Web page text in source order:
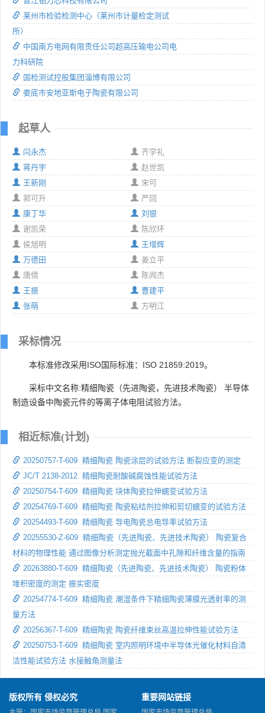
莱州市检验检测中心（莱州市计量检定测试
所）
中国南方电网有限责任公司超高压输电公司电
力科研院
国检测试控股集团淄博有限公司
娄底市安地亚斯电子陶瓷有限公司
起草人
闫永杰
齐学礼
蒋丹宇
赵世凯
王新刚
宋可
郭可升
严回
康丁华
刘银
谢凯荣
陈欣环
侯旭明
王增辉
万德田
姜立平
唐倩
陈闻杰
王振
曹建平
张萌
方明江
采标情况
本标准修改采用ISO国际标准：ISO 21859:2019。
采标中文名称:精细陶瓷（先进陶瓷，先进技术陶瓷） 半导体
制造设备中陶瓷元件的等离子体电阻试验方法。
相近标准(计划)
20250757-T-609 精细陶瓷 陶瓷涂层的试验方法 断裂应变的测定
JC/T 2138-2012 精细陶瓷耐酸碱腐蚀性能试验方法
20250754-T-609 精细陶瓷 块体陶瓷拉伸蠕变试验方法
20254769-T-609 精细陶瓷 陶瓷粘结剂拉伸和剪切蠕变的试验方法
20254493-T-609 精细陶瓷 导电陶瓷总电导率试验方法
20255530-Z-609 精细陶瓷（先进陶瓷、先进技术陶瓷） 陶瓷复合
材料的物理性能 通过图像分析测定抛光截面中孔隙和纤维含量的指南
20263880-T-609 精细陶瓷（先进陶瓷、先进技术陶瓷） 陶瓷粉体
堆积密度的测定 振实密度
20254774-T-609 精细陶瓷 潮湿条件下精细陶瓷薄膜光透射率的测
量方法
20256367-T-609 精细陶瓷 陶瓷纤维束丝高温拉伸性能试验方法
20250753-T-609 精细陶瓷 室内照明环境中半导体光催化材料自清
洁性能试验方法 水接触角测量法
版权所有 侵权必究 重要网站链接